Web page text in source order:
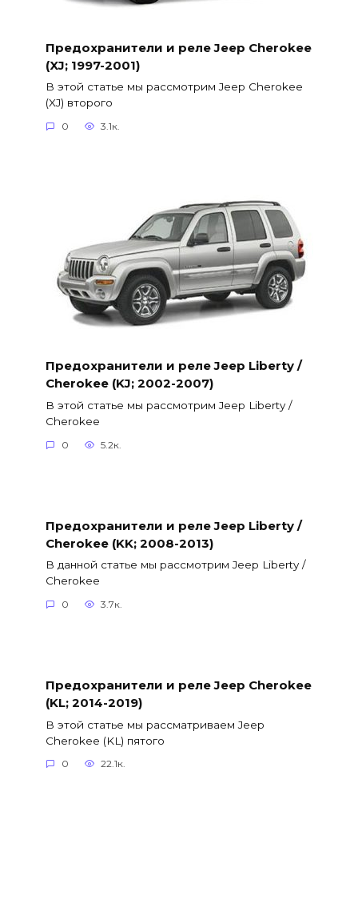
Предохранители и реле Jeep Cherokee
(XJ; 1997-2001)
В этой статье мы рассмотрим Jeep Cherokee
(XJ) второго
0 3.1к.
Предохранители и реле Jeep Liberty /
Cherokee (KJ; 2002-2007)
В этой статье мы рассмотрим Jeep Liberty /
Cherokee
0 5.2к.
Предохранители и реле Jeep Liberty /
Cherokee (KK; 2008-2013)
В данной статье мы рассмотрим Jeep Liberty /
Cherokee
0 3.7к.
Предохранители и реле Jeep Cherokee
(KL; 2014-2019)
В этой статье мы рассматриваем Jeep
Cherokee (KL) пятого
0 22.1к.